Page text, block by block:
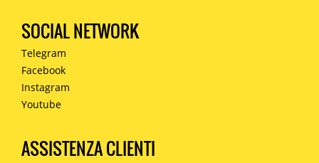
SOCIAL NETWORK
Telegram
Facebook
Instagram
Youtube
ASSISTENZA CLIENTI